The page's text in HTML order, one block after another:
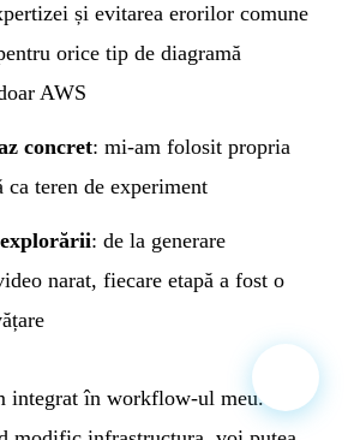
și evitarea erorilor comune
orice tip de diagramă
AWS
concret: mi-am folosit propria
ca teren de experiment
: de la generare
narat, fiecare etapă a fost o
integrat în workflow-ul meu.